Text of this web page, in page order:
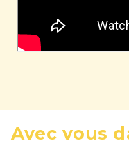
Avec vous